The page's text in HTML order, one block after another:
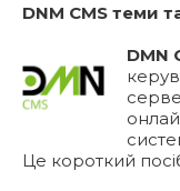
DNM CMS теми
DMN
Це короткий